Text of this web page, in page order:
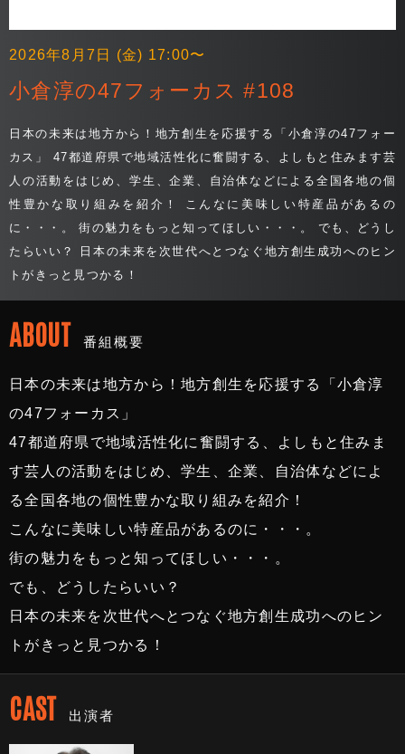
2026年8月7日 (金) 17:00〜
小倉淳の47フォーカス #108
日本の未来は地方から！地方創生を応援する「小倉淳の47フォー
カス」 47都道府県で地域活性化に奮闘する、よしもと住みます芸
人の活動をはじめ、学生、企業、自治体などによる全国各地の個
性豊かな取り組みを紹介！ こんなに美味しい特産品があるの
に・・・。 街の魅力をもっと知ってほしい・・・。 でも、どうし
たらいい？ 日本の未来を次世代へとつなぐ地方創生成功へのヒン
トがきっと見つかる！
ABOUT 番組概要
日本の未来は地方から！地方創生を応援する「小倉淳
の47フォーカス」
47都道府県で地域活性化に奮闘する、よしもと住みま
す芸人の活動をはじめ、学生、企業、自治体などによ
る全国各地の個性豊かな取り組みを紹介！
こんなに美味しい特産品があるのに・・・。
街の魅力をもっと知ってほしい・・・。
でも、どうしたらいい？
日本の未来を次世代へとつなぐ地方創生成功へのヒン
トがきっと見つかる！
CAST 出演者